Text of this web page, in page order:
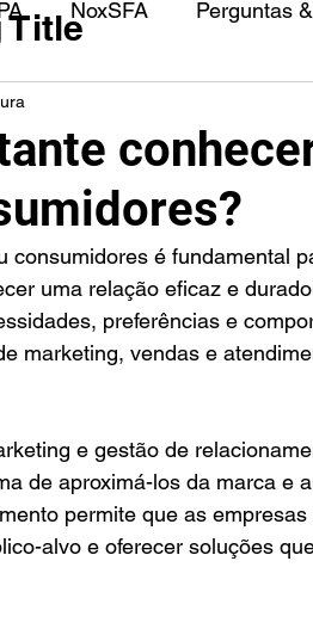
NoxSFA Perguntas
uma relação eficaz e
preferências e
marketing, vendas e
e gestão de
de aproximá-los da marca e
permite que as
alvo e oferecer soluções
Title